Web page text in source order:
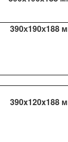
390х190х188
390x120x188